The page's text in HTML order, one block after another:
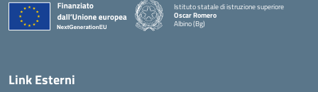
Istituto statale di istruzione superiore
Oscar Romero
Albino (Bg)
Link Esterni